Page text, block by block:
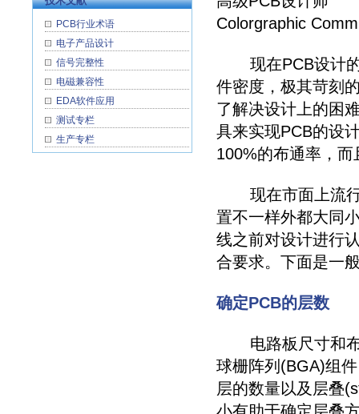
PCB行业术语
电子产品设计
信号完整性
电磁兼容性
EDA软件应用
测试专栏
生产专栏
Colorgraphic
现在PCB设计的
件密度，极其苛刻
了解决设计上的困
具来实现PCB的设
100%的布通率，
现在市面上流行
置不一样外都大同
线之前对设计进行
合要求。下面是一
确定PCB的层数
电路板尺寸和布
球栅阵列(BGA)组
层的数量以及层叠